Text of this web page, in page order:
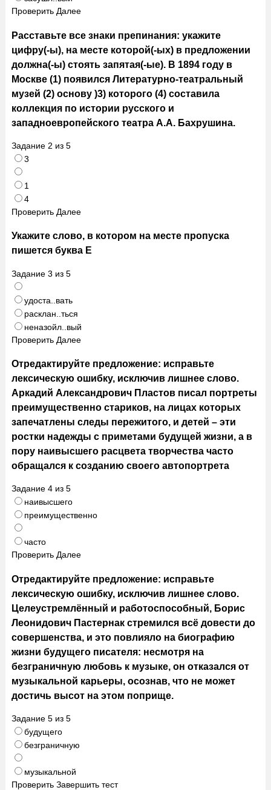
Проверить Далее
Расставьте все знаки препинания: укажите
цифру(-ы), на месте которой(-ых) в предложении
должна(-ы) стоять запятая(-ые). В 1894 году в
Москве (1) появился Литературно-театральный
музей (2) основу )3) которого (4) составила
коллекция по истории русского и
западноевропейского театра А.А. Бахрушина.
Задание 2 из 5
3
1
4
Проверить Далее
Укажите слово, в котором на месте пропуска
пишется буква Е
Задание 3 из 5
удоста..вать
расклан..ться
неназойл..вый
Проверить Далее
Отредактируйте предложение: исправьте
лексическую ошибку, исключив лишнее слово.
Аркадий Александрович Пластов писал портреты
преимущественно стариков, на лицах которых
запечатлены следы пережитого, и детей – эти
ростки надежды с приметами будущей жизни, а в
пору наивысшего расцвета творчества часто
обращался к созданию своего автопортрета
Задание 4из 5
наивысшего
преимущественно
часто
Проверить Далее
Отредактируйте предложение: исправьте
лексическую ошибку, исключив лишнее слово.
Целеустремлённый и работоспособный, Борис
Леонидович Пастернак стремился всё довести до
совершенства, и это повлияло на биографию
жизни будущего писателя: несмотря на
безграничную любовь к музыке, он отказался от
музыкальной карьеры, осознав, что не может
достичь высот на этом поприще.
Задание 5из 5
будущего
безграничную
музыкальной
Проверить Завершить тест